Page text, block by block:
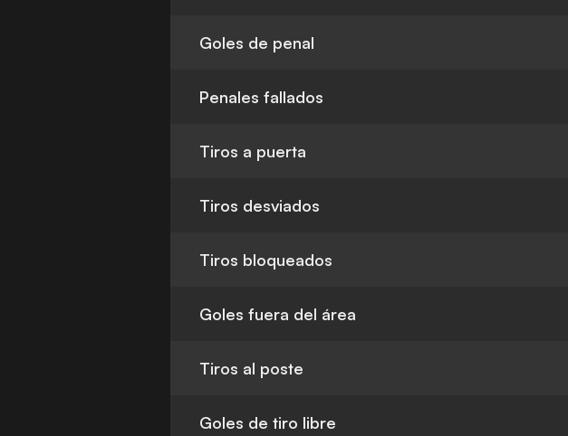
Goles de penal
Penales fallados
Tiros a puerta
Tiros desviados
Tiros bloqueados
Goles fuera del área
Tiros al poste
Goles de tiro libre